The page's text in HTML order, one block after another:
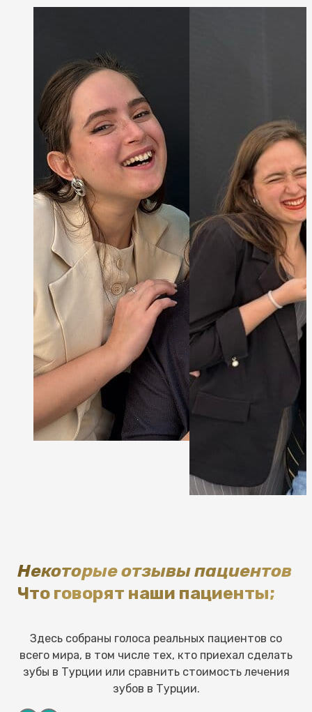
Некоторые отзывы пациентов
Что говорят наши пациенты;
Здесь собраны голоса реальных пациентов со
всего мира, в том числе тех, кто приехал сделать
зубы в Турции или сравнить стоимость лечения
зубов в Турции.